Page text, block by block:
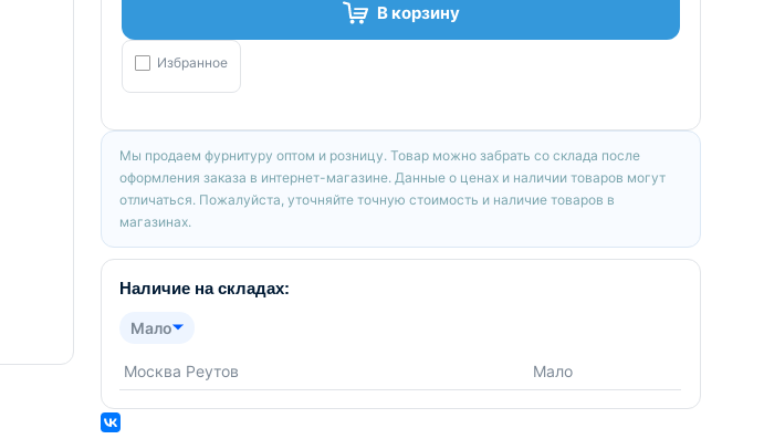
В корзину
Избранное
Мы продаем фурнитуру оптом и розницу. Товар можно забрать со склада после
оформления заказа в интернет-магазине. Данные о ценах и наличии товаров могут
отличаться. Пожалуйста, уточняйте точную стоимость и наличие товаров в
магазинах.
Наличие на складах:
Мало
Москва Реутов Мало